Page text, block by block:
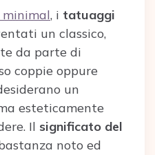
, i tatuaggi
un classico,
da parte di
coppie oppure
un
esteticamente
Il significato del
noto ed